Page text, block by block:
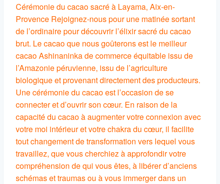
Cérémonie du cacao sacré à Layama, Aix-en-
Provence Rejoignez-nous pour une matinée sortant
de l’ordinaire pour découvrir l’élixir sacré du cacao
brut. Le cacao que nous goûterons est le meilleur
cacao Ashinaninka de commerce équitable issu de
l’Amazonie péruvienne, issu de l’agriculture
biologique et provenant directement des producteurs.
Une cérémonie du cacao est l’occasion de se
connecter et d’ouvrir son cœur. En raison de la
capacité du cacao à augmenter votre connexion avec
votre moi intérieur et votre chakra du cœur, il facilite
tout changement de transformation vers lequel vous
travaillez, que vous cherchiez à approfondir votre
compréhension de qui vous êtes, à libérer d’anciens
schémas et traumas ou à vous immerger dans un